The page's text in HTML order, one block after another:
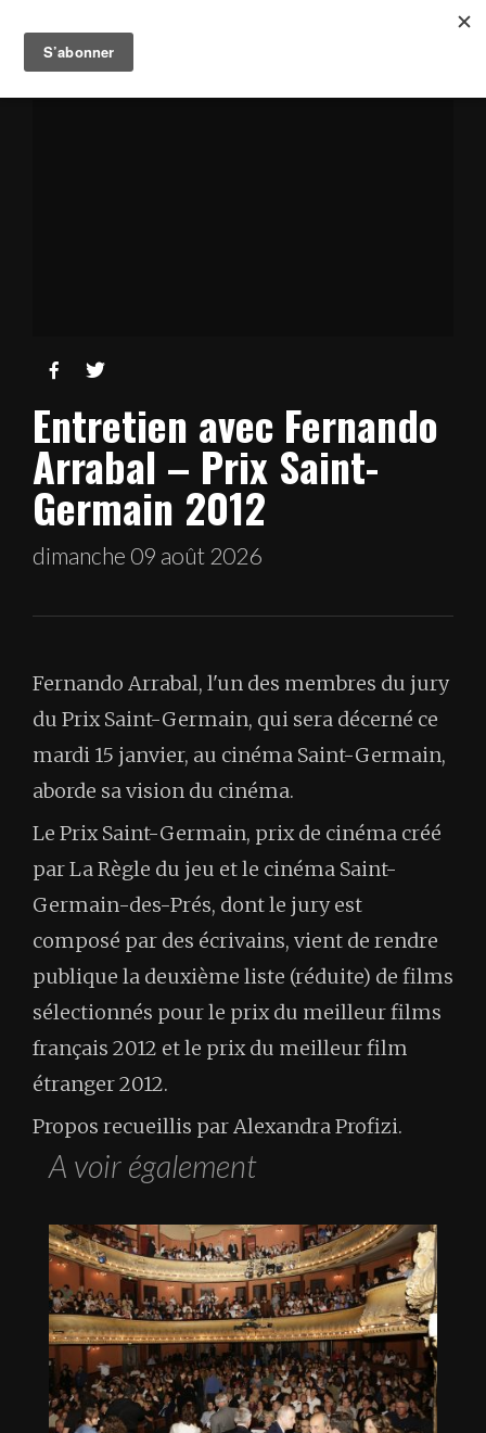
 
Entretien avec Fernando
Arrabal – Prix Saint-
Germain 2012
dimanche 09 août 2026
Fernando Arrabal, l'un des membres du jury
du Prix Saint-Germain, qui sera décerné ce
mardi 15 janvier, au cinéma Saint-Germain,
aborde sa vision du cinéma.
Le Prix Saint-Germain, prix de cinéma créé
par La Règle du jeu et le cinéma Saint-
Germain-des-Prés, dont le jury est
composé par des écrivains, vient de rendre
publique la deuxième liste (réduite) de films
sélectionnés pour le prix du meilleur films
français 2012 et le prix du meilleur film
étranger 2012.
Propos recueillis par Alexandra Profizi.
A voir également